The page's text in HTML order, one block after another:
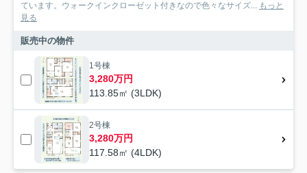
ています。ウォークインクローゼット付きなので色々なサイズ... もっと
見る
販売中の物件
1号棟
3,280万円
113.85㎡ (3LDK)
2号棟
3,280万円
117.58㎡ (4LDK)